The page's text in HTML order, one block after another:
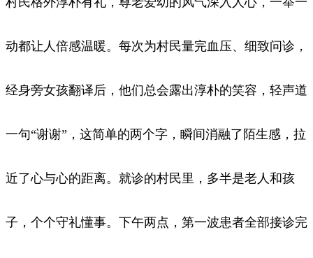
动都让人倍感温暖。每次为村民量完血压、细致问诊，
经身旁女孩翻译后，他们总会露出淳朴的笑容，轻声道
一句“谢谢”，这简单的两个字，瞬间消融了陌生感，拉
近了心与心的距离。就诊的村民里，多半是老人和孩
子，个个守礼懂事。下午两点，第一波患者全部接诊完